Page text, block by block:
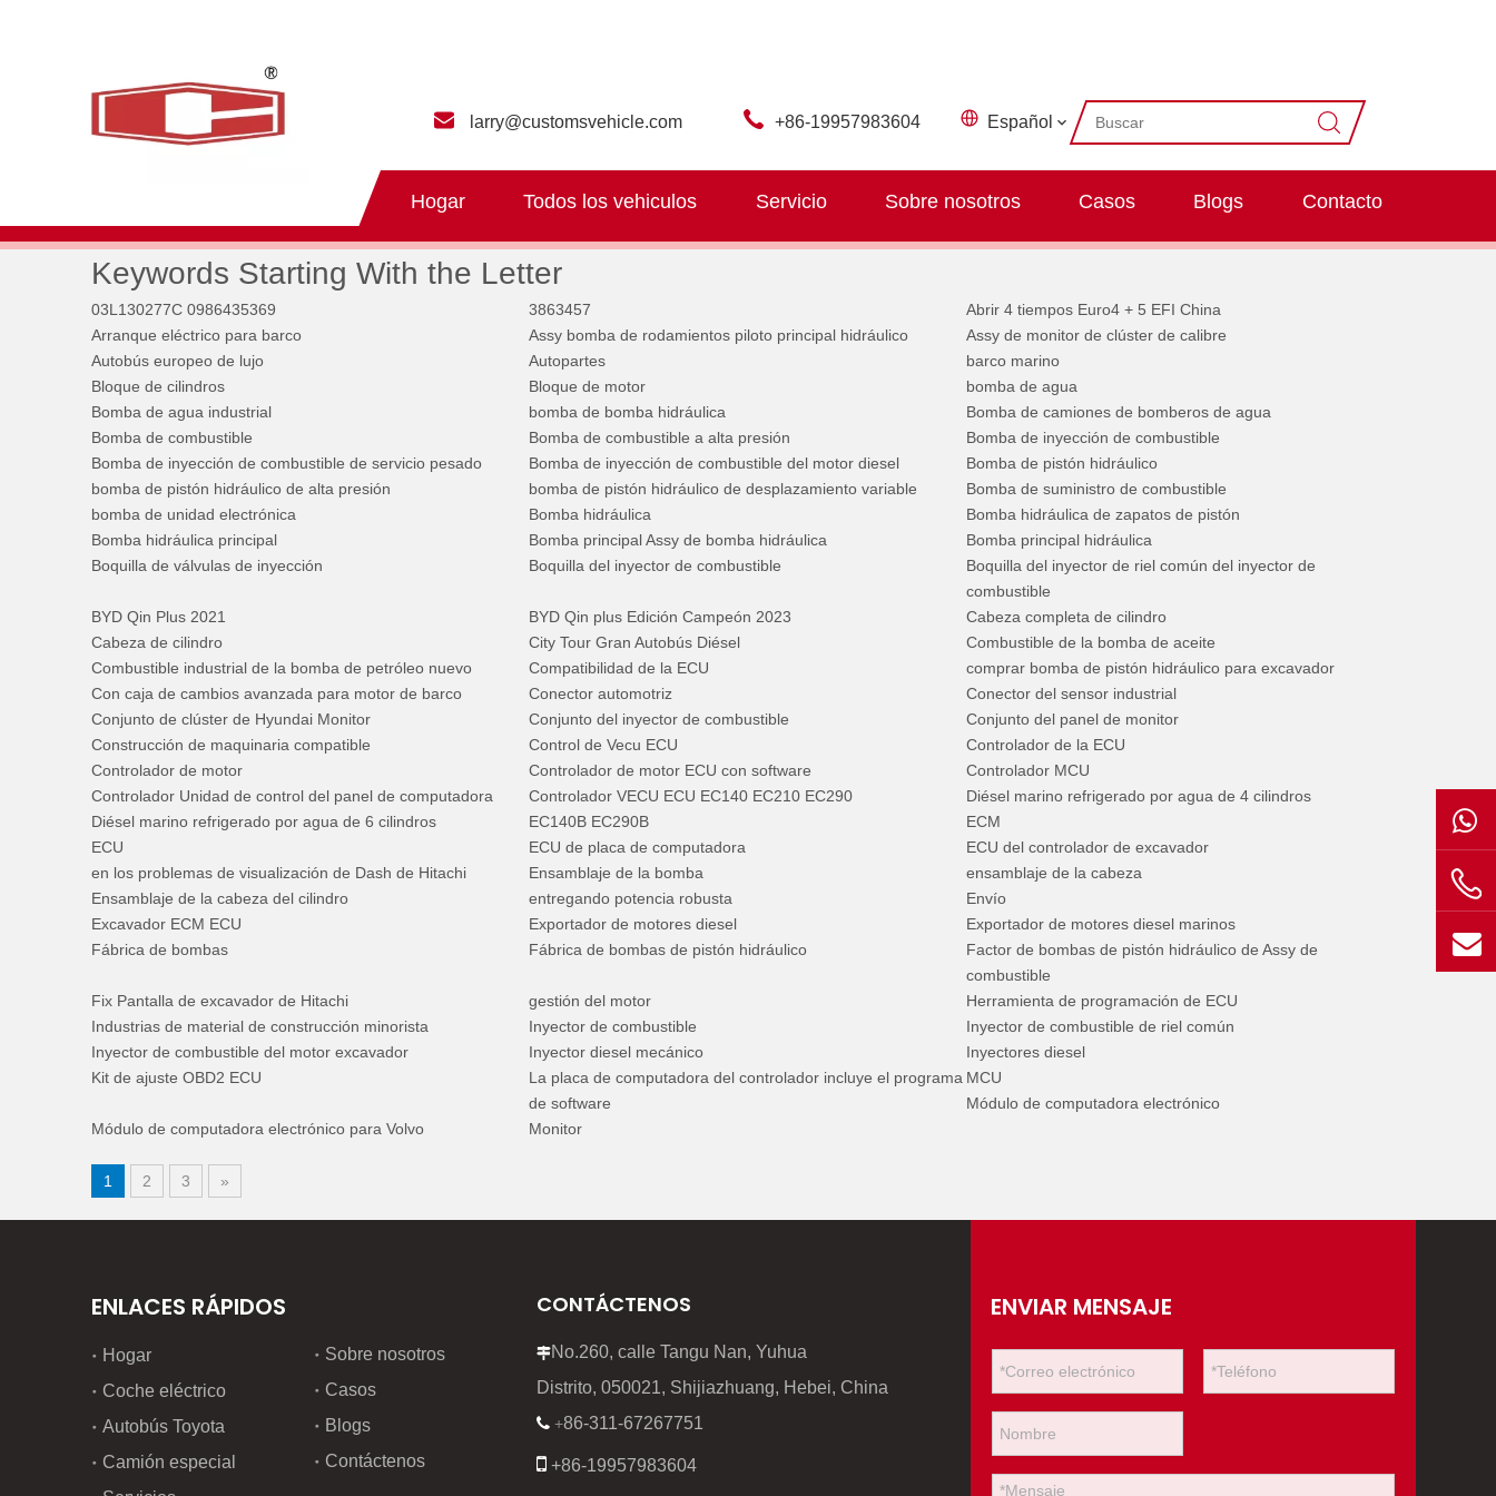
larry@customsvehicle.com +86-19957983604 Español
Hogar Todos los vehiculos Servicio Sobre nosotros Casos Blogs Contacto
Keywords Starting With the Letter
03L130277C 0986435369 3863457
Abrir 4 tiempos Euro4 + 5 EFI China
Arranque eléctrico para barco
Assy bomba de rodamientos piloto principal hidráulico
Assy de monitor de clúster de calibre
Autobús europeo de lujo
Autopartes
barco marino
Bloque de cilindros
Bloque de motor
bomba de agua
Bomba de agua industrial
bomba de bomba hidráulica
Bomba de camiones de bomberos de agua
Bomba de combustible
Bomba de combustible a alta presión
Bomba de inyección de combustible
Bomba de inyección de combustible de servicio pesado
Bomba de inyección de combustible del motor diesel
Bomba de pistón hidráulico
bomba de pistón hidráulico de alta presión
bomba de pistón hidráulico de desplazamiento variable
Bomba de suministro de combustible
bomba de unidad electrónica
Bomba hidráulica
Bomba hidráulica de zapatos de pistón
Bomba hidráulica principal
Bomba principal Assy de bomba hidráulica
Bomba principal hidráulica
Boquilla de válvulas de inyección
Boquilla del inyector de combustible
Boquilla del inyector de riel común del inyector de
combustible
BYD Qin Plus 2021
BYD Qin plus Edición Campeón 2023
Cabeza completa de cilindro
Cabeza de cilindro
City Tour Gran Autobús Diésel
Combustible de la bomba de aceite
Combustible industrial de la bomba de petróleo nuevo
Compatibilidad de la ECU
comprar bomba de pistón hidráulico para excavador
Con caja de cambios avanzada para motor de barco
Conector automotriz
Conector del sensor industrial
Conjunto de clúster de Hyundai Monitor
Conjunto del inyector de combustible
Conjunto del panel de monitor
Construcción de maquinaria compatible
Control de Vecu ECU
Controlador de la ECU
Controlador de motor
Controlador de motor ECU con software
Controlador MCU
Controlador Unidad de control del panel de computadora
Controlador VECU ECU EC140 EC210 EC290
Diésel marino refrigerado por agua de 4 cilindros
Diésel marino refrigerado por agua de 6 cilindros
EC140B EC290B
ECM
ECU
ECU de placa de computadora
ECU del controlador de excavador
en los problemas de visualización de Dash de Hitachi
Ensamblaje de la bomba
ensamblaje de la cabeza
Ensamblaje de la cabeza del cilindro
entregando potencia robusta
Envío
Excavador ECM ECU
Exportador de motores diesel
Exportador de motores diesel marinos
Fábrica de bombas
Fábrica de bombas de pistón hidráulico
Factor de bombas de pistón hidráulico de Assy de
combustible
Fix Pantalla de excavador de Hitachi
gestión del motor
Herramienta de programación de ECU
Industrias de material de construcción minorista
Inyector de combustible
Inyector de combustible de riel común
Inyector de combustible del motor excavador
Inyector diesel mecánico
Inyectores diesel
Kit de ajuste OBD2 ECU
La placa de computadora del controlador incluye el programa
de software
MCU
Módulo de computadora electrónico
Módulo de computadora electrónico para Volvo
Monitor
1 2 3 »
ENLACES RÁPIDOS
Hogar
Coche eléctrico
Autobús Toyota
Camión especial
Sobre nosotros
Casos
Blogs
Contáctenos
CONTÁCTENOS
No.260, calle Tangu Nan, Yuhua
Distrito, 050021, Shijiazhuang, Hebei, China
 +86-311-67267751
 +86-19957983604
ENVIAR MENSAJE